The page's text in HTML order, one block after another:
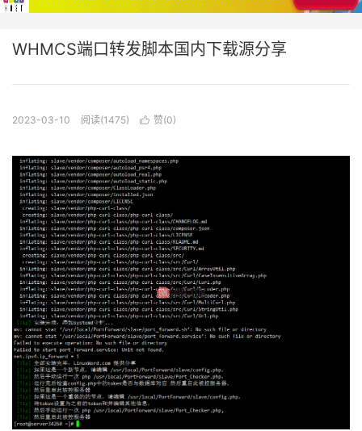
WHMCS端口转发脚本国内下载源分享
2023-03-10 阅读(1475)  赞(0)